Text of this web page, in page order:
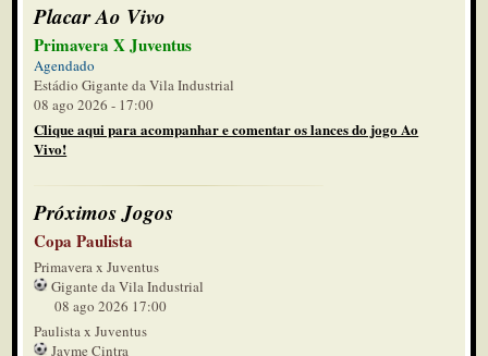
47'
2º tempo
Romário foi expulso por uma
cotovelada
45'
2º tempo
Mais 9 minutos
40'
2º tempo
Falta Juventus
39'
2º tempo
Cobrança direta. Goleiro agarra
Placar Ao Vivo
Primavera X Juventus
Agendado
Estádio Gigante da Vila Industrial
08 ago 2026 - 17:00
Clique aqui para acompanhar e comentar os lances do jogo Ao
Vivo!
Próximos Jogos
Copa Paulista
Primavera x Juventus
Gigante da Vila Industrial
08 ago 2026 17:00
Paulista x Juventus
Jayme Cintra